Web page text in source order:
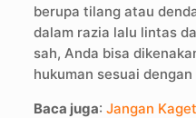
berupa tilang atau
dalam razia lalu lintas
sah, Anda bisa
hukuman sesuai
Baca juga: Jangan